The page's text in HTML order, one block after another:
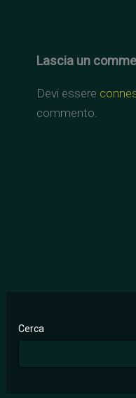
Lascia un
Devi essere
commento.
Cerca